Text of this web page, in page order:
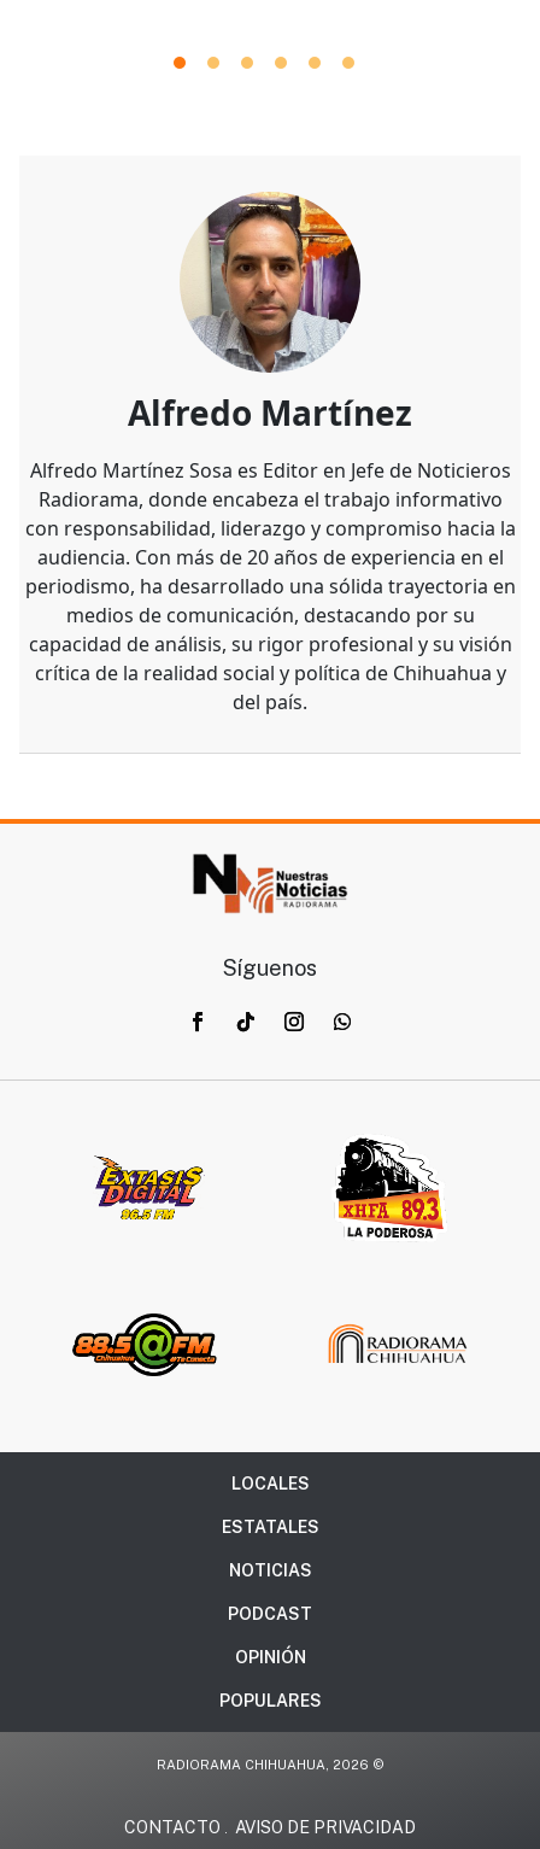
Alfredo Martínez
Alfredo Martínez Sosa es Editor en Jefe de Noticieros
Radiorama, donde encabeza el trabajo informativo
con responsabilidad, liderazgo y compromiso hacia la
audiencia. Con más de 20 años de experiencia en el
periodismo, ha desarrollado una sólida trayectoria en
del país.
Síguenos
LOCALES
ESTATALES
NOTICIAS
PODCAST
POPULARES